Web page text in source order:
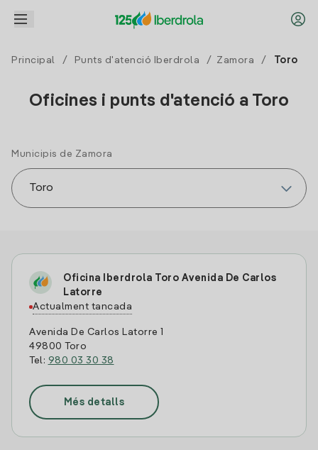
Principal / Punts d'atenció Iberdrola / Zamora / Toro
Oficines i punts d'atenció a Toro
Municipis de Zamora
Oficina Iberdrola Toro Avenida De Carlos
Latorre
Actualment tancada
Avenida De Carlos Latorre 1
49800 Toro
Tel: 980 03 30 38
Més detalls